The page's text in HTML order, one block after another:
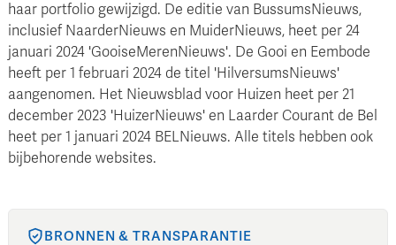
haar portfolio gewijzigd. De editie van BussumsNieuws,
inclusief NaarderNieuws en MuiderNieuws, heet per 24
januari 2024 'GooiseMerenNieuws'. De Gooi en Eembode
heeft per 1 februari 2024 de titel 'HilversumsNieuws'
aangenomen. Het Nieuwsblad voor Huizen heet per 21
december 2023 'HuizerNieuws' en Laarder Courant de Bel
heet per 1 januari 2024 BELNieuws. Alle titels hebben ook
bijbehorende websites.
BRONNEN & TRANSPARANTIE